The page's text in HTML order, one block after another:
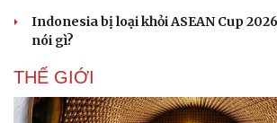
Indonesia bị loại khỏi ASEAN Cup
nói gì?
THẾ GIỚI